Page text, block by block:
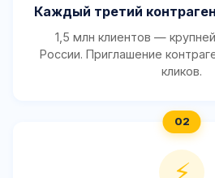
Каждый третий
1,5 млн клиентов —
России. Приглашение
кликов.